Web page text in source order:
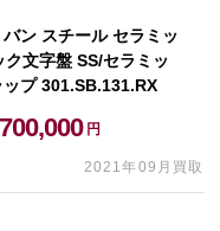
ン スチール セラミッ
文字盤 SS/セラミッ
プ 301.SB.131.RX
700,000 円
2021年09月買取